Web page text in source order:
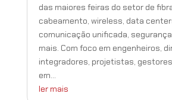
das maiores feiras do setor de
cabeamento, wireless, data
comunicação unificada,
mais. Com foco em engenheiros,
integradores, projetistas,
em...
ler mais